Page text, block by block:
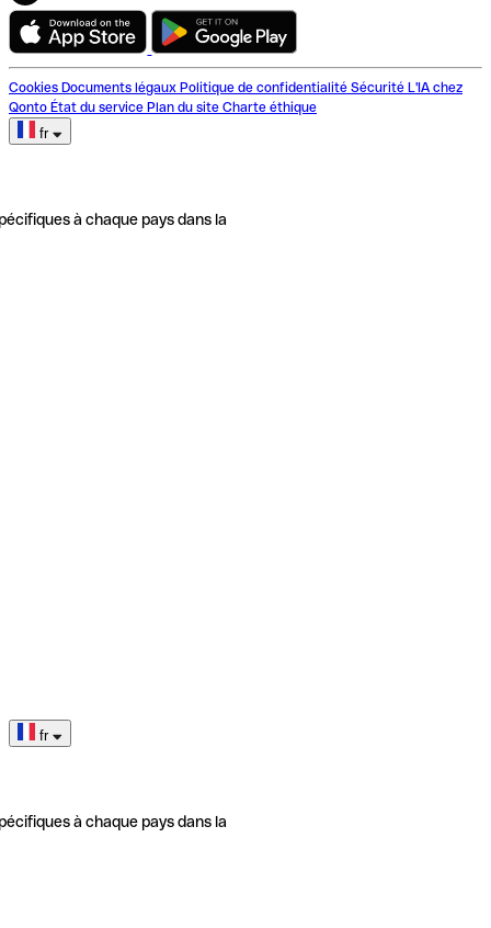
Cookies Documents légaux Politique de confidentialité Sécurité L'IA chez
Qonto État du service Plan du site Charte éthique
fr
à chaque pays dans la
fr
à chaque pays dans la